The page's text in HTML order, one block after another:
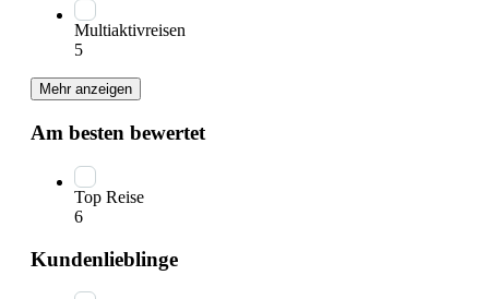
Multiaktivreisen
5
Mehr anzeigen
Am besten bewertet
Top Reise
6
Kundenlieblinge